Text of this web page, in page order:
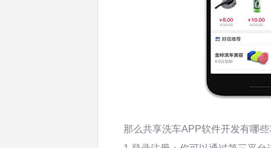
那么共享洗车APP软件开发有哪